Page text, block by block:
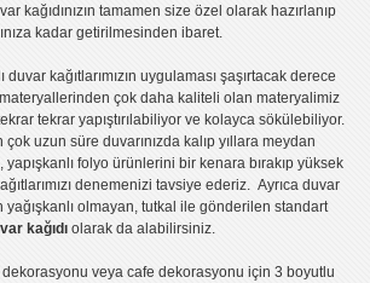
kağıdınızın tamamen size özel olarak hazırlanıp
kadar getirilmesinden ibaret.
duvar kağıtlarımızın uygulamasışaşırtacak derece
materyallerinden çok daha kaliteli olanmateryalimiz
tekrar yapıştırılabiliyor ve kolayca sökülebiliyor.
çok uzun süre duvarınızda kalıp yıllara meydan
yapışkanlı folyoürünlerini bir kenara bırakıp yüksek
ı denemenizi tavsiye ederiz. Ayrıca duvar
olmayan, tutkal ile gönderilen standart
kağıdıolarak da alabilirsiniz.
dekorasyonu veyacafe dekorasyonu için3 boyutlu